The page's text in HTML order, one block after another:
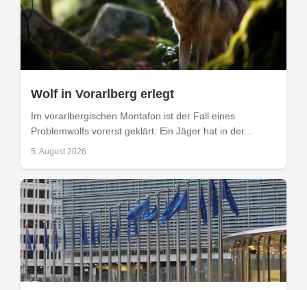
Wolf in Vorarlberg erlegt
Im vorarlbergischen Montafon ist der Fall eines
Problemwolfs vorerst geklärt: Ein Jäger hat in der...
5. August 2026